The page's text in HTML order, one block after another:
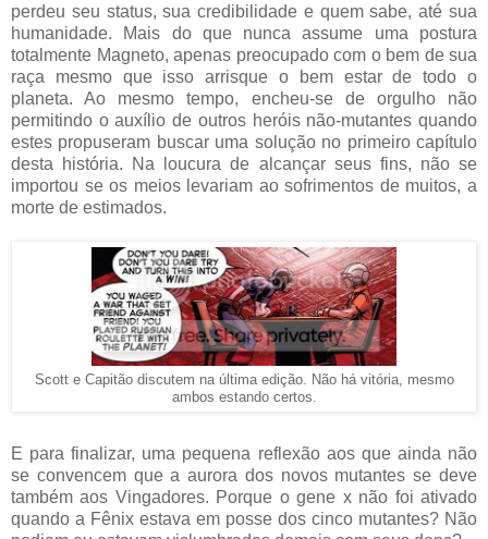
perdeu seu status, sua credibilidade e quem sabe, até sua
humanidade. Mais do que nunca assume uma postura
totalmente Magneto, apenas preocupado com o bem de sua
raça mesmo que isso arrisque o bem estar de todo o
planeta. Ao mesmo tempo, encheu-se de orgulho não
permitindo o auxílio de outros heróis não-mutantes quando
estes propuseram buscar uma solução no primeiro capítulo
desta história. Na loucura de alcançar seus fins, não se
importou se os meios levariam ao sofrimentos de muitos, a
morte de estimados.
Scott e Capitão discutem na última edição. Não há vitória, mesmo
ambos estando certos.
E para finalizar, uma pequena reflexão aos que ainda não
se convencem que a aurora dos novos mutantes se deve
também aos Vingadores. Porque o gene x não foi ativado
quando a Fênix estava em posse dos cinco mutantes? Não